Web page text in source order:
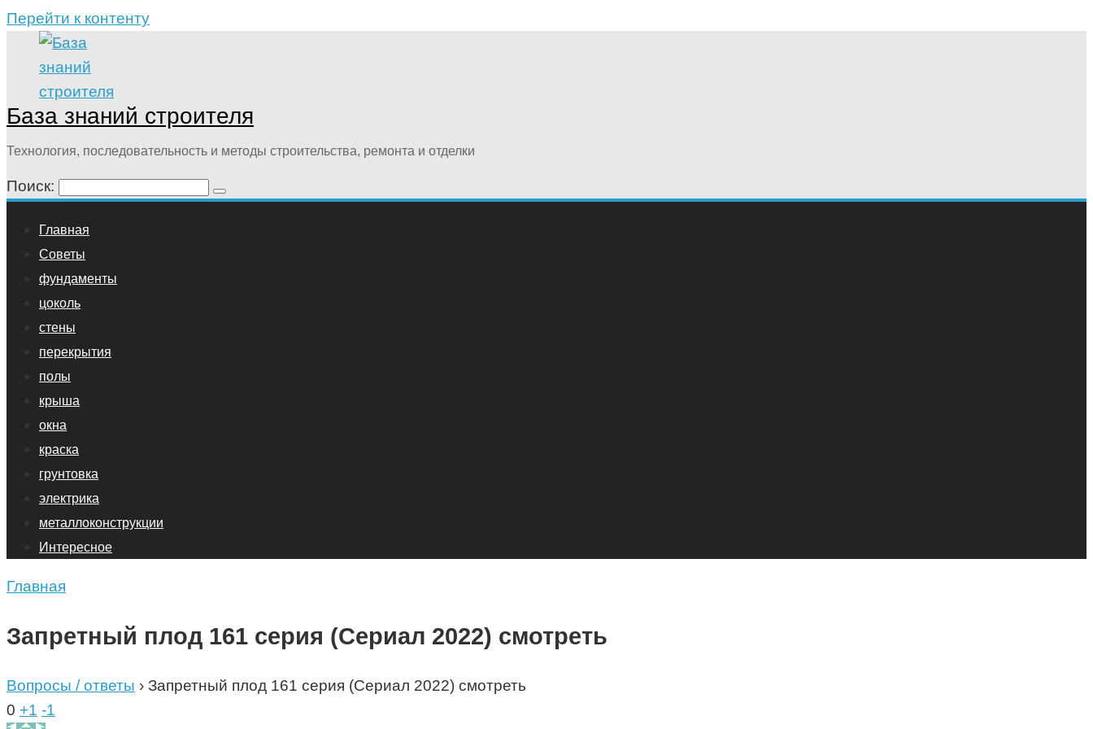
Перейти к контенту
База знаний строителя
Технология, последовательность и методы строительства, ремонта и отделки
Поиск:
Главная
Советы
фундаменты
цоколь
стены
перекрытия
полы
крыша
окна
краска
грунтовка
электрика
металлоконструкции
Интересное
Главная
Запретный плод 161 серия (Сериал 2022) смотреть
Вопросы / ответы › Запретный плод 161 серия (Сериал 2022) смотреть
0 +1 -1